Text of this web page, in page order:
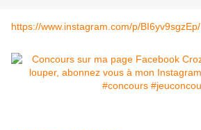
https://www.instagram.com/p/BI6yv9sgzEp/